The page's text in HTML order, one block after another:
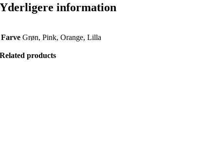
Yderligere information
Farve Grøn, Pink, Orange, Lilla
Related products